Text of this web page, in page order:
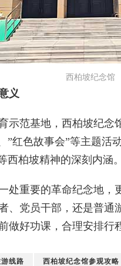
西柏坡纪念馆
义
范基地，西柏坡纪念
”红色故事会”等主题活
西柏坡精神的深刻内涵。
重要的革命纪念地，
、党员干部，还是普通
做好功课，合理安排行
线路 西柏坡纪念馆参观攻略